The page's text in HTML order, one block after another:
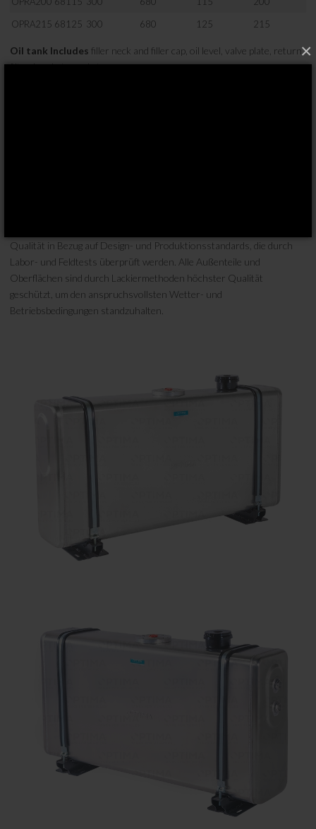
×
OPRA215 68125 300 680 125 215
Oil tank Includes filler neck and filler cap, oil level, valve plate, return
filter, brackets, and straps.
Qualität in Bezug auf Design- und Produktionsstandards, die durch
Labor- und Feldtests überprüft werden. Alle Außenteile und
Oberflächen sind durch Lackiermethoden höchster Qualität
geschützt, um den anspruchsvollsten Wetter- und
Betriebsbedingungen standzuhalten.